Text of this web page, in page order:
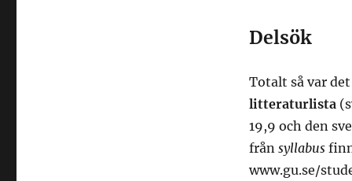
Delsök
Totalt så var
litteraturlista
19,9 och den
från syllabus
www.gu.se/